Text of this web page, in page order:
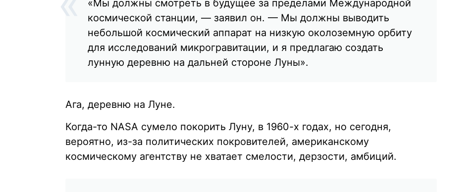
«Мы должны смотреть в будущее за пределами Международной
космической станции, — заявил он. — Мы должны выводить
небольшой космический аппарат на низкую околоземную орбиту
для исследований микрогравитации, и я предлагаю создать
лунную деревню на дальней стороне Луны».
Ага, деревню на Луне.
Когда-то NASA сумело покорить Луну, в 1960-х годах, но сегодня,
вероятно, из-за политических покровителей, американскому
космическому агентству не хватает смелости, дерзости, амбиций.